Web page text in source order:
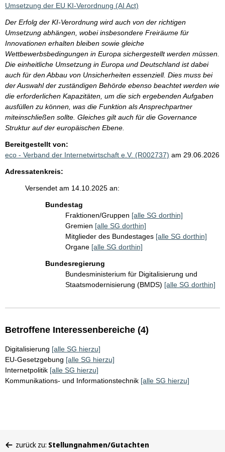
Umsetzung der EU KI-Verordnung (AI Act)
Der Erfolg der KI-Verordnung wird auch von der richtigen
Umsetzung abhängen, wobei insbesondere Freiräume für
Innovationen erhalten bleiben sowie gleiche
Wettbewerbsbedingungen in Europa sichergestellt werden müssen.
Die einheitliche Umsetzung in Europa und Deutschland ist dabei
auch für den Abbau von Unsicherheiten essenziell. Dies muss bei
der Auswahl der zuständigen Behörde ebenso beachtet werden wie
die erforderlichen Kapazitäten, um die sich ergebenden Aufgaben
ausfüllen zu können, was die Funktion als Ansprechpartner
miteinschließen sollte. Gleiches gilt auch für die Governance
Struktur auf der europäischen Ebene.
Bereitgestellt von:
eco - Verband der Internetwirtschaft e.V. (R002737) am 29.06.2026
Adressatenkreis:
Versendet am 14.10.2025 an:
Bundestag
Fraktionen/Gruppen [alle SG dorthin]
Gremien [alle SG dorthin]
Mitglieder des Bundestages [alle SG dorthin]
Organe [alle SG dorthin]
Bundesregierung
Bundesministerium für Digitalisierung und
Staatsmodernisierung (BMDS) [alle SG dorthin]
Betroffene Interessenbereiche (4)
Digitalisierung [alle SG hierzu]
EU-Gesetzgebung [alle SG hierzu]
Internetpolitik [alle SG hierzu]
Kommunikations- und Informationstechnik [alle SG hierzu]
zurück zu: Stellungnahmen/Gutachten